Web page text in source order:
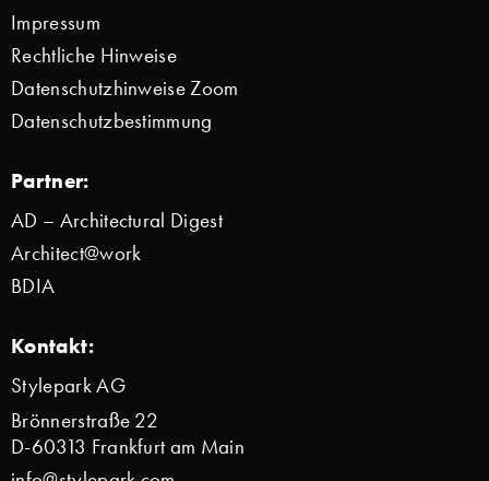
Impressum
Rechtliche Hinweise
Datenschutzhinweise Zoom
Datenschutzbestimmung
Partner:
AD – Architectural Digest
Architect@work
BDIA
Kontakt:
Stylepark AG
Brönnerstraße 22
D-60313 Frankfurt am Main